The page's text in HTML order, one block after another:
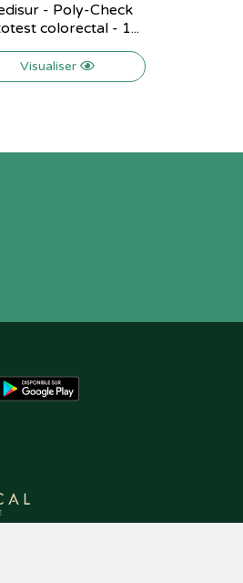
- Poly-Check
colorectal - 1...
Visualiser